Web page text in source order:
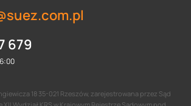
679
18 35-021 Rzeszów, zarejestrowana przez Sąd